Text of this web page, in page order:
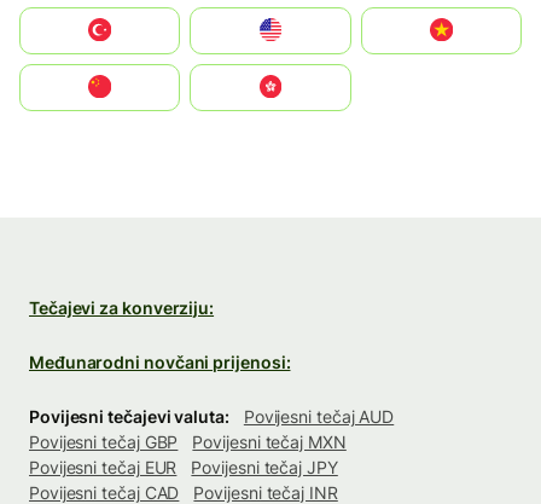
United States
中國香港特別行政區
Tečajevi za konverziju:
Međunarodni novčani prijenosi:
Povijesni tečajevi valuta:
Povijesni tečaj AUD
Povijesni tečaj GBP
Povijesni tečaj MXN
Povijesni tečaj EUR
Povijesni tečaj JPY
Povijesni tečaj CAD
Povijesni tečaj INR